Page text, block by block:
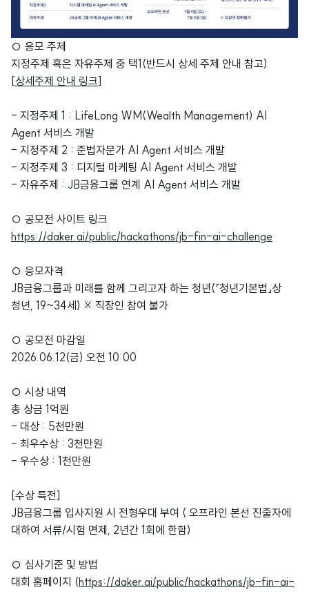
○ 응모 주제
지정주제 혹은 자유주제 중 택1(반드시 상세 주제 안내 참고)
[상세주제 안내 링크]
- 지정주제 1 : LifeLong WM(Wealth Management) AI
Agent 서비스 개발
- 지정주제 2 : 준법자문가 AI Agent 서비스 개발
- 지정주제 3 : 디지털 마케팅 AI Agent 서비스 개발
- 자유주제 : JB금융그룹 연계 AI Agent 서비스 개발
○ 공모전 사이트 링크
https://daker.ai/public/hackathons/jb-fin-ai-challenge
○ 응모자격
JB금융그룹과 미래를 함께 그리고자 하는 청년(「청년기본법」상
청년, 19~34세) ※ 직장인 참여 불가
○ 공모전 마감일
2026.06.12(금) 오전 10:00
○ 시상 내역
총 상금 1억원
- 대상 : 5천만원
- 최우수상 : 3천만원
- 우수상 : 1천만원
[수상 특전]
JB금융그룹 입사지원 시 전형우대 부여 ( 오프라인 본선 진출자에
대하여 서류/시험 면제, 2년간 1회에 한함)
○ 심사기준 및 방법
대회 홈페이지 (https://daker.ai/public/hackathons/jb-fin-ai-